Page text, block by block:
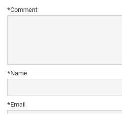
Comment
*
Name
*
Email
*